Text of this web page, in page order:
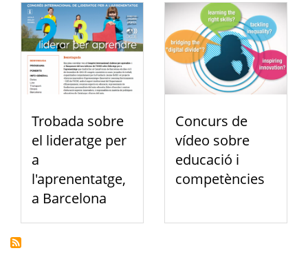
Trobada sobre
el lideratge per
a
l'aprenentatge,
a Barcelona
Concurs de
vídeo sobre
educació i
competències